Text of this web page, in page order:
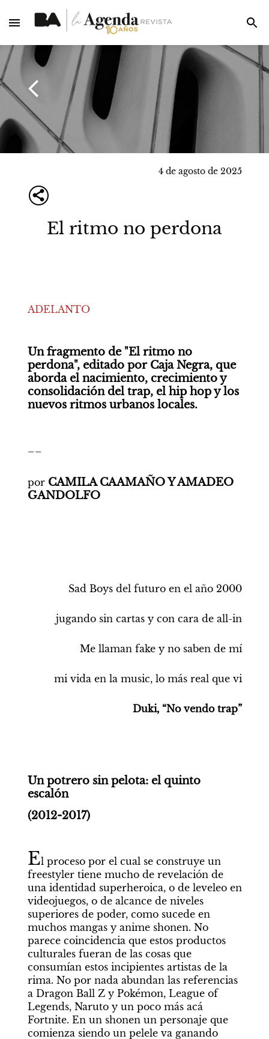
4 de agosto de 2025
El ritmo no perdona
ADELANTO
Un fragmento de "El ritmo no
perdona", editado por Caja Negra, que
aborda el nacimiento, crecimiento y
consolidación del trap, el hip hop y los
nuevos ritmos urbanos locales.
por CAMILA CAAMAÑO Y AMADEO
GANDOLFO
Sad Boys del futuro en el año 2000
jugando sin cartas y con cara de all-in
Me llaman fake y no saben de mí
mi vida en la music, lo más real que vi
Duki, “No vendo trap”
Un potrero sin pelota: el quinto
escalón
(2012-2017)
El proceso por el cual se construye un
freestyler tiene mucho de revelación de
una identidad superheroica, o de leveleo en
videojuegos, o de alcance de niveles
superiores de poder, como sucede en
muchos mangas y anime shonen. No
parece coincidencia que estos productos
culturales fueran de las cosas que
consumían estos incipientes artistas de la
rima. No por nada abundan las referencias
a Dragon Ball Z y Pokémon, League of
Legends, Naruto y un poco más acá
Fortnite. En un shonen un personaje que
comienza siendo un pelele va ganando